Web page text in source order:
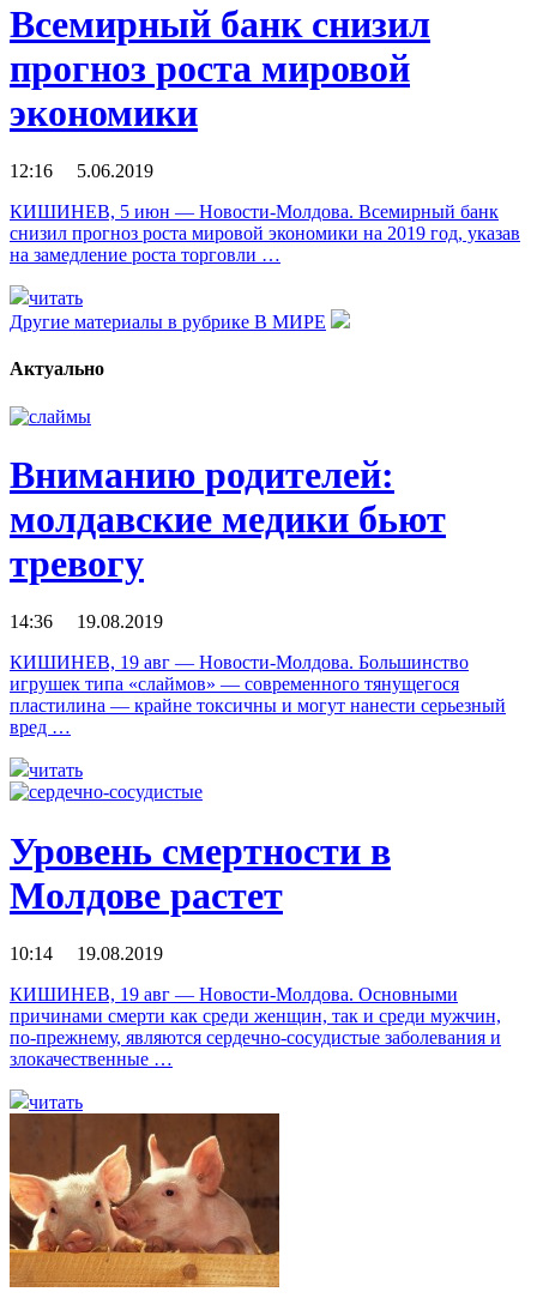
Всемирный банк снизил
прогноз роста мировой
экономики
12:16 5.06.2019
КИШИНЕВ, 5 июн — Новости-Молдова. Всемирный банк
снизил прогноз роста мировой экономики на 2019 год, указав
на замедление роста торговли …
читать
Другие материалы в рубрике В МИРЕ
Актуально
Вниманию родителей:
молдавские медики бьют
тревогу
14:36 19.08.2019
КИШИНЕВ, 19 авг — Новости-Молдова. Большинство
игрушек типа «слаймов» — современного тянущегося
пластилина — крайне токсичны и могут нанести серьезный
вред …
читать
Уровень смертности в
Молдове растет
10:14 19.08.2019
КИШИНЕВ, 19 авг — Новости-Молдова. Основными
причинами смерти как среди женщин, так и среди мужчин,
по-прежнему, являются сердечно-сосудистые заболевания и
злокачественные …
читать